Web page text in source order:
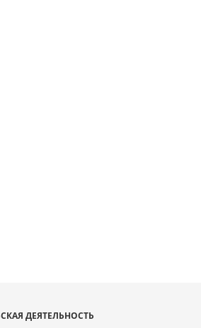
ДЕЯТЕЛЬНОСТЬ